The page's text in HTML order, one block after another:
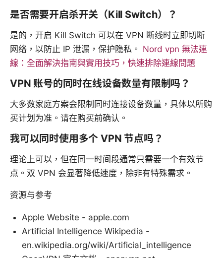
是否需要开启杀开关（Kill Switch）？
是的，开启 Kill Switch 可以在 VPN 断线时立即切断
网络，以防止 IP 泄漏，保护隐私。 Nord vpn 無法連
線：全面解決指南與實用技巧，快速排除連線問題
VPN 账号的同时在线设备数量有限制吗？
大多数家庭方案会限制同时连接设备数量，具体以所购
买计划为准。请在购买前确认。
我可以同时使用多个 VPN 节点吗？
理论上可以，但在同一时间段通常只需要一个有效节
点。双 VPN 会显著降低速度，除非有特殊需求。
资源与参考
Apple Website - apple.com
Artificial Intelligence Wikipedia -
en.wikipedia.org/wiki/Artificial_intelligence